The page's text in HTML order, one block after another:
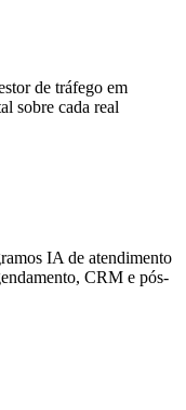
de tráfego em
sobre cada real
IA de atendimento
CRM e pós-